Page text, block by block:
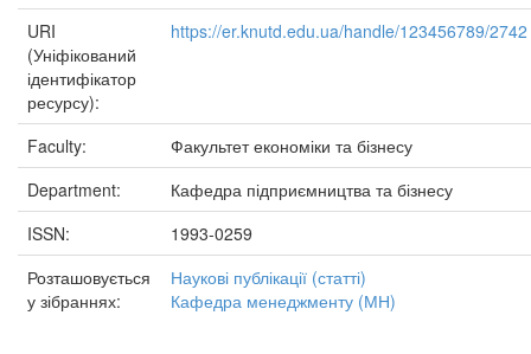
URI
(Уніфікований
ідентифікатор
ресурсу):
https://er.knutd.edu.ua/handle/123456789/2742
Faculty:
Факультет економіки та бізнесу
Department:
Кафедра підприємництва та бізнесу
ISSN:
1993-0259
Розташовується
у зібраннях:
Наукові публікації (статті)
Кафедра менеджменту (МН)